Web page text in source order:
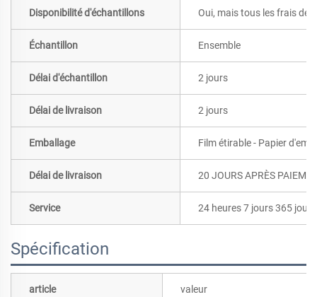
Disponibilité d'échantillons Oui, mais tous les frais de
Échantillon Ensemble
Délai d'échantillon 2 jours
Délai de livraison 2 jours
Emballage Film étirable - Papier
Délai de livraison 20 JOURS APRÈS
Service 24 heures 7 jours 365 jours
Spécification
article valeur